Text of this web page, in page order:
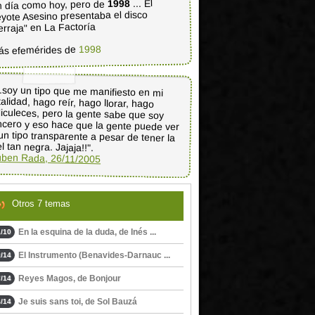
día como hoy, pero de 1998 ... El
Asesino presentaba el disco
en La Factoría
efemérides de 1998
un tipo que me manifiesto en mi
hago reír, hago llorar, hago
pero la gente sabe que soy
y eso hace que la gente puede ver
tipo transparente a pesar de tener la
tan negra. Jajaja!!".
Rada, 26/11/2005
Otros 7 temas
10 En la esquina de la duda, de Inés ...
14 El Instrumento (Benavides-Darnauc ...
14 Reyes Magos, de Bonjour
14 Je suis sans toi, de Sol Bauzá